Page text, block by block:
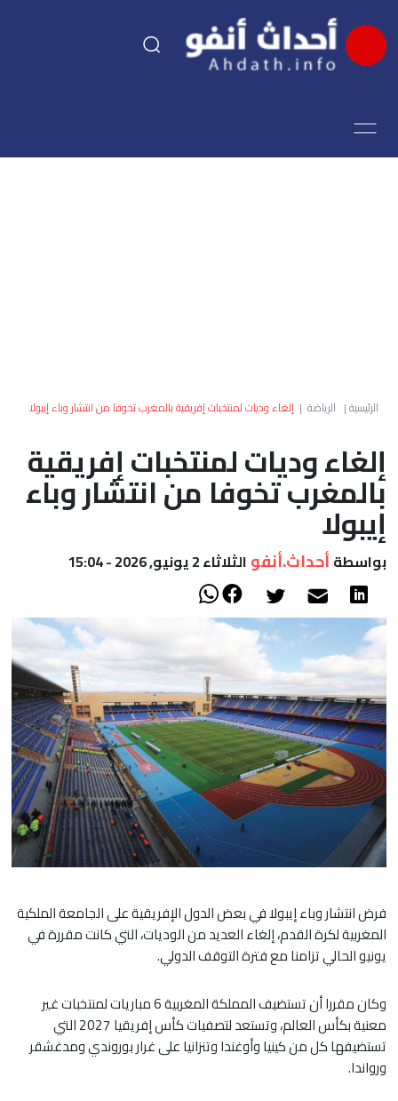
اقتصاد
العالم
أعمدة
الصحراء
الرئيسية| الرياضة | إلغاء وديات لمنتخبات إفريقية بالمغرب تخوفا من انتشار وباء إيبولا
إلغاء وديات لمنتخبات إفريقية
بالمغرب تخوفا من انتشار وباء
إيبولا
بواسطة أحداث.أنفو الثلاثاء 2 يونيو, 2026 - 15:04
فرض انتشار وباء إيبولا في بعض الدول الإفريقية على الجامعة الملكية
المغربية لكرة القدم، إلغاء العديد من الوديات، التي كانت مقررة في
يونيو الحالي تزامنا مع فترة التوقف الدولي.
وكان مقررا أن تستضيف المملكة المغربية 6 مباريات لمنتخبات غير
معنية بكأس العالم، وتستعد لتصفيات كأس إفريقيا 2027 التي
تستضيفها كل من كينيا وأوغندا وتنزانيا على غرار بوروندي ومدغشقر
ورواندا.